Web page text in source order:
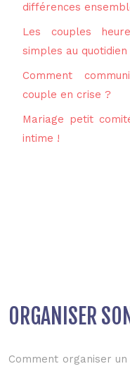
différences
Les couples
simples au quotidien
Comment
couple en crise ?
Mariage petit
intime !
ORGANISER
Comment organiser un